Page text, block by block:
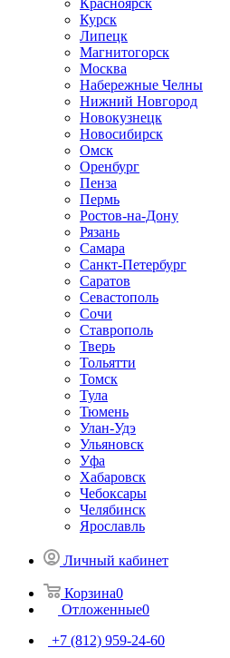
Красноярск
Курск
Липецк
Магнитогорск
Москва
Набережные Челны
Нижний Новгород
Новокузнецк
Новосибирск
Омск
Оренбург
Пенза
Пермь
Ростов-на-Дону
Рязань
Самара
Санкт-Петербург
Саратов
Севастополь
Сочи
Ставрополь
Тверь
Тольятти
Томск
Тула
Тюмень
Улан-Удэ
Ульяновск
Уфа
Хабаровск
Чебоксары
Челябинск
Ярославль
Личный кабинет
Корзина0
Отложенные0
+7 (812) 959-24-60